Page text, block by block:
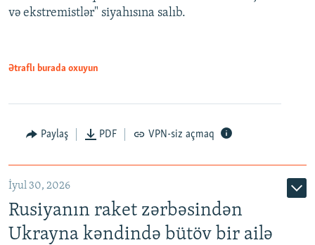
və ekstremistlər" siyahısına salıb.
Ətraflı burada oxuyun
Paylaş PDF VPN-siz açmaq
İyul 30, 2026
Rusiyanın raket zərbəsindən
Ukrayna kəndində bütöv bir ailə